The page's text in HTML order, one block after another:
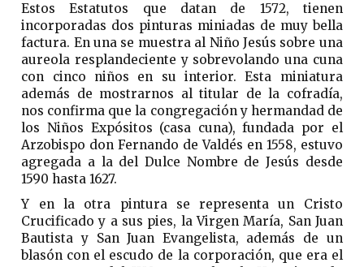
Estos Estatutos que datan de 1572, tienen
incorporadas dos pinturas miniadas de muy bella
factura. En una se muestra al Niño Jesús sobre una
aureola resplandeciente y sobrevolando una cuna
con cinco niños en su interior. Esta miniatura
además de mostrarnos al titular de la cofradía,
nos confirma que la congregación y hermandad de
los Niños Expósitos (casa cuna), fundada por el
Arzobispo don Fernando de Valdés en 1558, estuvo
agregada a la del Dulce Nombre de Jesús desde
1590 hasta 1627.
Y en la otra pintura se representa un Cristo
Crucificado y a sus pies, la Virgen María, San Juan
Bautista y San Juan Evangelista, además de un
blasón con el escudo de la corporación, que era el